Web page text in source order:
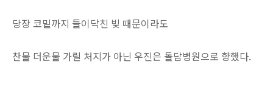
당장 코밑까지 들이닥친 빚 때문이라도
찬물 더운물 가릴 처지가 아닌 우진은 돌담병원으로 향했다.